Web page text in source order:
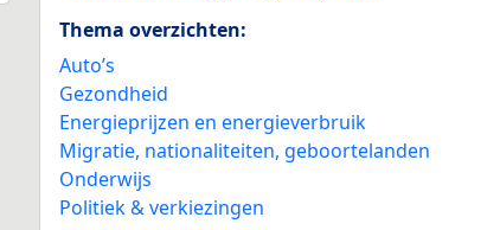
Thema overzichten:
Auto’s
Gezondheid
Energieprijzen en energieverbruik
Migratie, nationaliteiten, geboortelanden
Onderwijs
Politiek & verkiezingen